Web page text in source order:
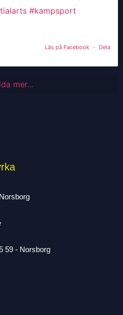
#kampsport
Läs på Facebook · Dela
mer...
59 - Norsborg